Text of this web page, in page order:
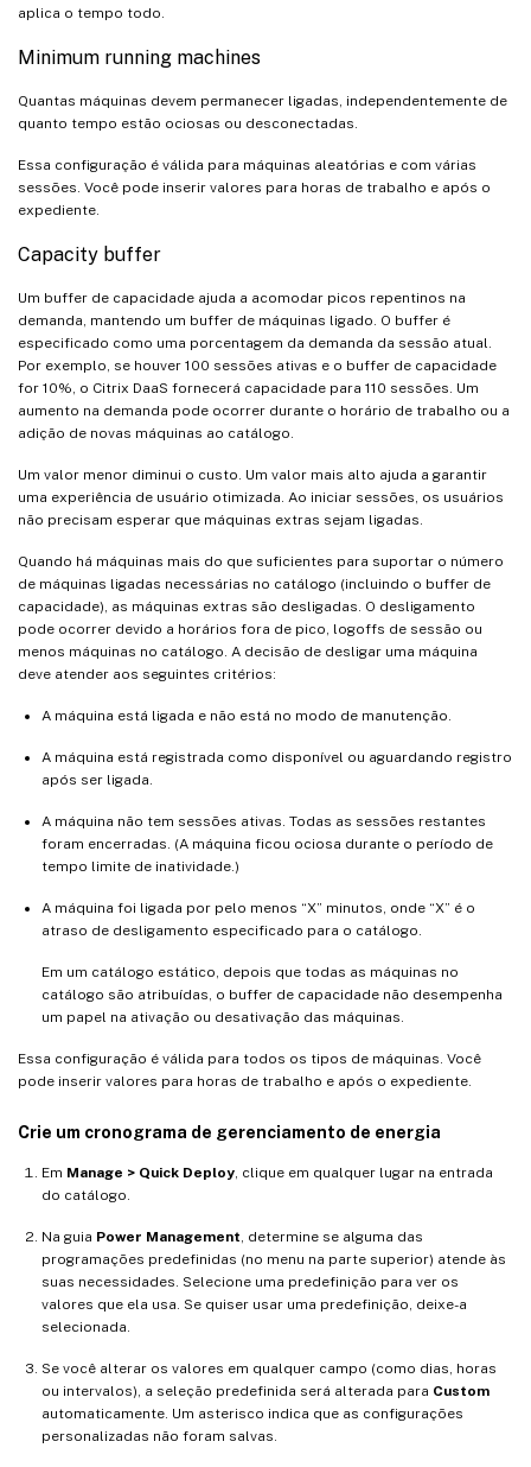
aplica o tempo todo.
Minimum running machines
Quantas máquinas devem permanecer ligadas, independentemente de
quanto tempo estão ociosas ou desconectadas.
Essa configuração é válida para máquinas aleatórias e com várias
sessões. Você pode inserir valores para horas de trabalho e após o
expediente.
Capacity buffer
Um buffer de capacidade ajuda a acomodar picos repentinos na
demanda, mantendo um buffer de máquinas ligado. O buffer é
especificado como uma porcentagem da demanda da sessão atual.
Por exemplo, se houver 100 sessões ativas e o buffer de capacidade
for 10%, o Citrix DaaS fornecerá capacidade para 110 sessões. Um
aumento na demanda pode ocorrer durante o horário de trabalho ou a
adição de novas máquinas ao catálogo.
Um valor menor diminui o custo. Um valor mais alto ajuda a garantir
uma experiência de usuário otimizada. Ao iniciar sessões, os usuários
não precisam esperar que máquinas extras sejam ligadas.
Quando há máquinas mais do que suficientes para suportar o número
de máquinas ligadas necessárias no catálogo (incluindo o buffer de
capacidade), as máquinas extras são desligadas. O desligamento
pode ocorrer devido a horários fora de pico, logoffs de sessão ou
menos máquinas no catálogo. A decisão de desligar uma máquina
deve atender aos seguintes critérios:
A máquina está ligada e não está no modo de manutenção.
A máquina está registrada como disponível ou aguardando registro
após ser ligada.
A máquina não tem sessões ativas. Todas as sessões restantes
foram encerradas. (A máquina ficou ociosa durante o período de
tempo limite de inatividade.)
A máquina foi ligada por pelo menos “X” minutos, onde “X” é o
atraso de desligamento especificado para o catálogo.
Em um catálogo estático, depois que todas as máquinas no
catálogo são atribuídas, o buffer de capacidade não desempenha
um papel na ativação ou desativação das máquinas.
Essa configuração é válida para todos os tipos de máquinas. Você
pode inserir valores para horas de trabalho e após o expediente.
Crie um cronograma de gerenciamento de energia
Em Manage > Quick Deploy , clique em qualquer lugar na entrada
do catálogo.
Na guia Power Management , determine se alguma das
programações predefinidas (no menu na parte superior) atende às
suas necessidades. Selecione uma predefinição para ver os
valores que ela usa. Se quiser usar uma predefinição, deixe-a
selecionada.
Se você alterar os valores em qualquer campo (como dias, horas
ou intervalos), a seleção predefinida será alterada para Custom
automaticamente. Um asterisco indica que as configurações
personalizadas não foram salvas.